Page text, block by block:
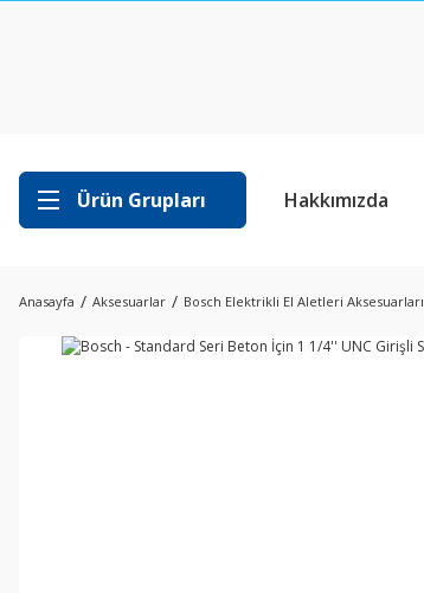
Ürün Grupları Hakkımızda
Anasayfa Aksesuarlar Bosch Elektrikli El Aletleri Aksesuarları